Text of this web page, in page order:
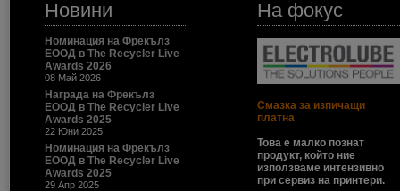
Новини
Номинация на Фрекълз
ЕООД в The Recycler Live
Awards 2026
08 Май 2026
Награда на Фрекълз
ЕООД в The Recycler Live
Awards 2025
22 Юни 2025
Номинация на Фрекълз
ЕООД в The Recycler Live
Awards 2025
29 Апр 2025
На фокус
Смазка за изпичащи
платна
Това е малко познат
продукт, който ние
използваме интензивно
при сервиз на принтери.